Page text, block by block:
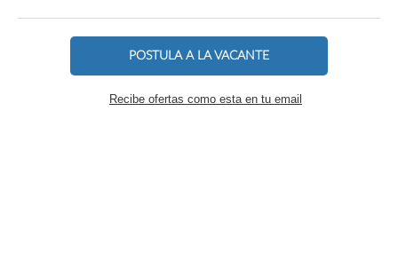
POSTULA A LA VACANTE
Recibe ofertas como esta en tu email